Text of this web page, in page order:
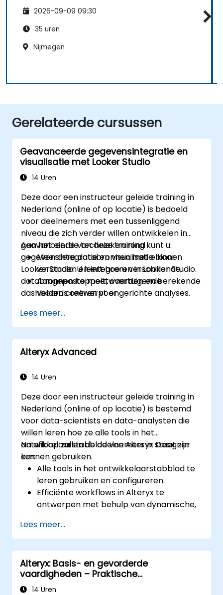
2026-09-09 09:30
35 uren
Nijmegen
Gerelateerde cursussen
Geavanceerde gegevensintegratie en
visualisatie met Looker Studio
14 Uren
Deze door een instructeur geleide training in
Nederland (online of op locatie) is bedoeld
voor deelnemers met een tussenliggend
niveau die zich verder willen ontwikkelen in
geavanceerde technieken rond
gegevensintegratie en visualisatie binnen
Looker Studio. U leert hoe u verschillende
databronnen koppelt, overtuigende
dashboards ontwerpt en
betere zakelijke beslissingen te nemen.
Aan het einde van deze training kunt u:
Meerdere databronnen met elkaar
verbinden en integreren in Looker Studio.
Aangepaste meetwaarden en berekende
velden creëren voor gerichte analyses.
waaronder interactieve filters en
grafieken.
Rapportageprocessen automatiseren
zodat gegevens continu up-to-date
De beste praktijken toepassen op het
rapportaanpassing.
Lees meer...
Alteryx Advanced
14 Uren
Deze door een instructeur geleide training in
Nederland (online of op locatie) is bestemd
voor data-scientists en data-analysten die
willen leren hoe ze alle tools in het
ontwikkelaarstabblad van Alteryx Designer
kunnen gebruiken.
Na afloop zullen de deelnemers in staat zijn
om:
Alle tools in het ontwikkelaarstabblad te
leren gebruiken en configureren.
Efficiënte workflows in Alteryx te
ontwerpen met behulp van dynamische,
API-tools te gebruiken voor het
downloaden en verwerken van
webgegevens.
Scriptingtools in Alteryx te benutten,
waaronder Python en R.
Lees meer...
Alteryx: Basis- en gevorderde
vaardigheden – Praktische
dataverwerking en automatisering
14 Uren